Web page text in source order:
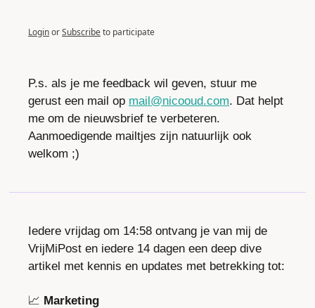
LoginorSubscribeto participate
P.s. als je me feedback wil geven, stuur me
gerust een mail op mail@nicooud.com. Dat helpt
me om de nieuwsbrief te verbeteren.
Aanmoedigende mailtjes zijn natuurlijk ook
welkom ;)
Iedere vrijdag om 14:58 ontvang je van mij de
VrijMiPost en iedere 14 dagen een deep dive
📈 Marketing